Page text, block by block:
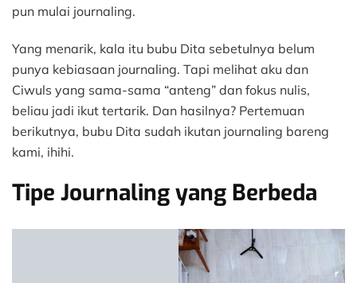
pun mulai journaling.
Yang menarik, kala itu bubu Dita sebetulnya belum
punya kebiasaan journaling. Tapi melihat aku dan
Ciwuls yang sama-sama “anteng” dan fokus nulis,
beliau jadi ikut tertarik. Dan hasilnya? Pertemuan
berikutnya, bubu Dita sudah ikutan journaling bareng
kami, ihihi.
Tipe Journaling yang Berbeda